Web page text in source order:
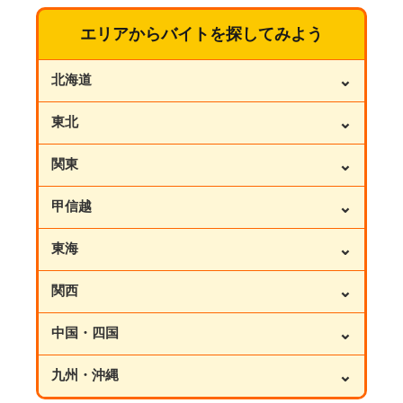
エリアからバイトを探してみよう
北海道 ⌄
東北 ⌄
関東 ⌄
甲信越 ⌄
東海 ⌄
関西 ⌄
中国・四国 ⌄
九州・沖縄 ⌄